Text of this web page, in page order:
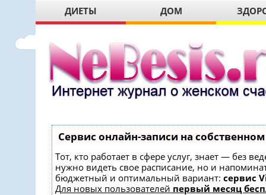
ДИЕТЫ ДОМ
Сервис онлайн-записи на
Тот, кто работает в сфере услуг, знает — без
нужно видеть свое расписание, но и
бюджетный и оптимальный вариант: сервис
Для новых пользователей первый месяц